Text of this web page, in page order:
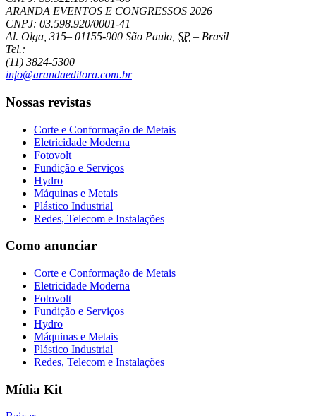
ARANDA EVENTOS E CONGRESSOS 2026
CNPJ: 03.598.920/0001-41
Al. Olga, 315– 01155-900 São Paulo SP – Brasil
Tel.:
(11) 3824-5300
info@arandaeditora.com.br
Nossas revistas
Corte e Conformação de Metais
Eletricidade Moderna
Fotovolt
Fundição e Serviços
Hydro
Máquinas e Metais
Plástico Industrial
Redes, Telecom e Instalações
Como anunciar
Corte e Conformação de Metais
Eletricidade Moderna
Fotovolt
Fundição e Serviços
Hydro
Máquinas e Metais
Plástico Industrial
Redes, Telecom e Instalações
Mídia Kit